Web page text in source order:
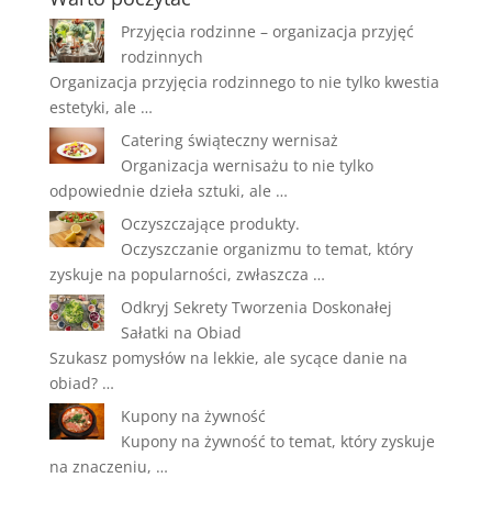
Przyjęcia rodzinne – organizacja przyjęć
rodzinnych
Organizacja przyjęcia rodzinnego to nie tylko kwestia
estetyki, ale …
Catering świąteczny wernisaż
Organizacja wernisażu to nie tylko
odpowiednie dzieła sztuki, ale …
Oczyszczające produkty.
Oczyszczanie organizmu to temat, który
zyskuje na popularności, zwłaszcza …
Odkryj Sekrety Tworzenia Doskonałej
Sałatki na Obiad
Szukasz pomysłów na lekkie, ale sycące danie na
obiad? …
Kupony na żywność
Kupony na żywność to temat, który zyskuje
na znaczeniu, …